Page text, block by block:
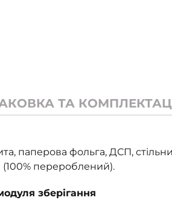
ТА
паперова фольга, ДСП,
перероблений).
зберігання